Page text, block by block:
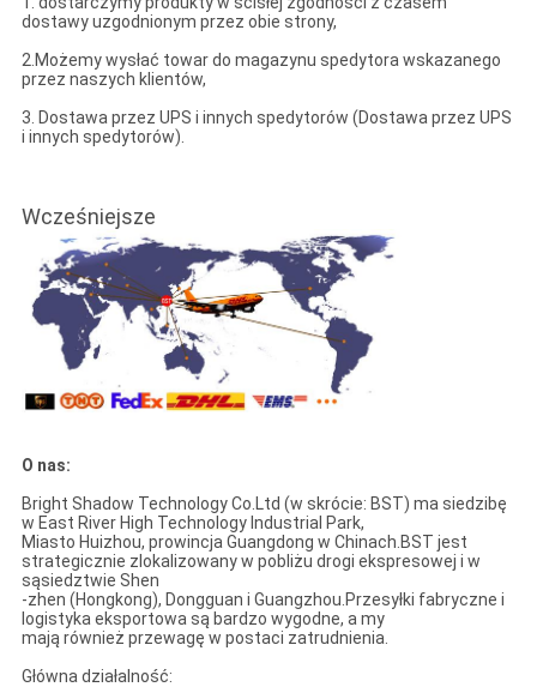
dostawy uzgodnionym przez obie strony,
2.Możemy wysłać towar do magazynu spedytora wskazanego
przez naszych klientów,
3. Dostawa przez UPS i innych spedytorów (Dostawa przez UPS
i innych spedytorów).
Wcześniejsze
O nas:
Bright Shadow Technology Co.Ltd (w skrócie: BST) ma siedzibę
w East River High Technology Industrial Park,
Miasto Huizhou, prowincja Guangdong w Chinach.BST jest
strategicznie zlokalizowany w pobliżu drogi ekspresowej i w
sąsiedztwie Shen
-zhen (Hongkong), Dongguan i Guangzhou.Przesyłki fabryczne i
logistyka eksportowa są bardzo wygodne, a my
mają również przewagę w postaci zatrudnienia.
Główna działalność: